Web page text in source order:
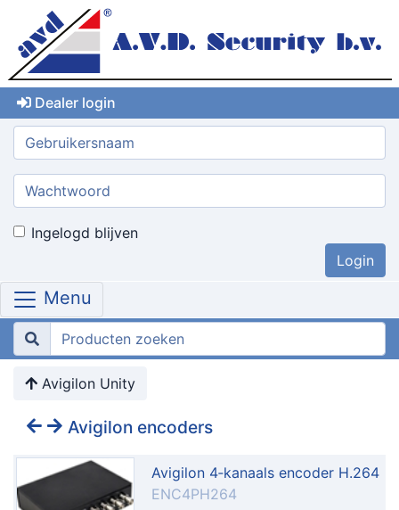
Dealer login
Gebruikersnaam:
Wachtwoord:
Ingelogd blijven
Menu
Avigilon Unity
Avigilon encoders
Avigilon 4‐kanaals encoder H.264
ENC4PH264